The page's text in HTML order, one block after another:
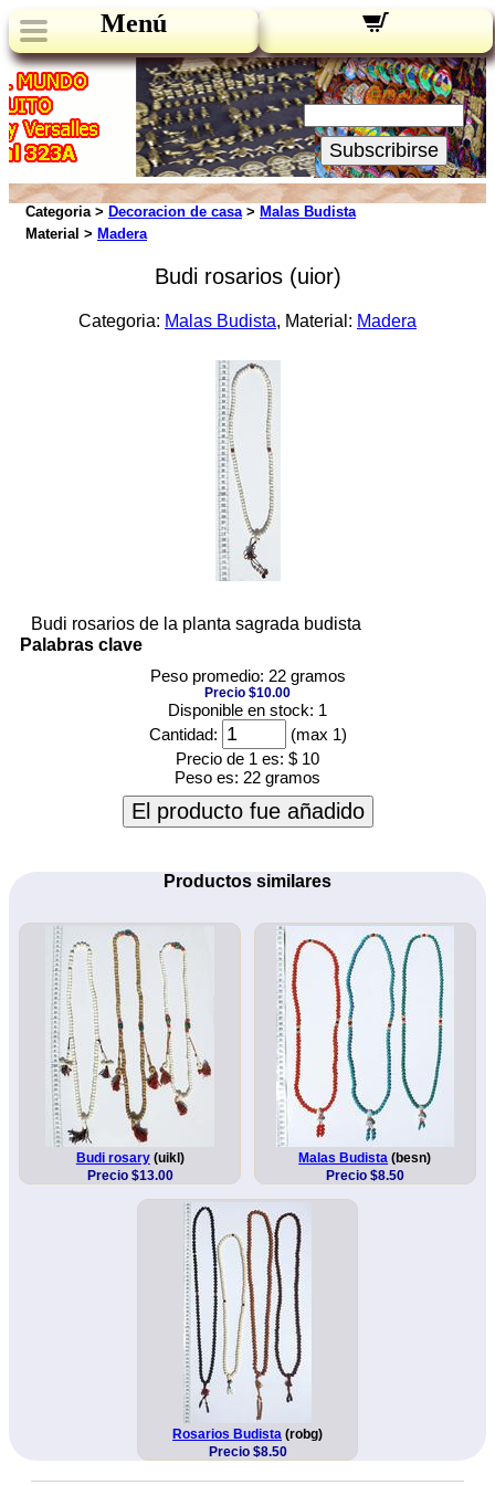
Menú
Novedades:
Su Email:
Subscribirse
Categoria > Decoracion de casa> Malas Budista
Material > Madera
Budi rosarios (uior)
Categoria: Malas Budista, Material: Madera
Budi rosarios de la planta sagrada budista
Palabras clave
Peso promedio: 22 gramos
Precio $10.00
Disponible en stock: 1
Cantidad:
(max 1)
Precio de 1 es: $ 10
Peso es: 22 gramos
El producto fue añadido
Productos similares
Budi rosary(uikl)
Precio $13.00
Malas Budista (besn)
Precio $8.50
Rosarios Budista (robg)
Precio $8.50